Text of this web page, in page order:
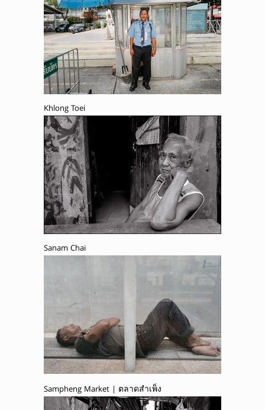
Khlong Toei
Sanam Chai
Sampheng Market | ตลาดสำเพ็ง